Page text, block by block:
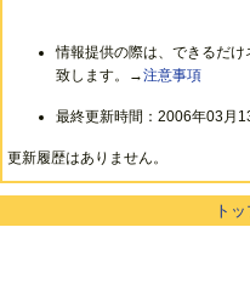
情報提供の際は、できるだ
致します。→注意事項
最終更新時間：2006年03月
更新履歴はありません。
ト